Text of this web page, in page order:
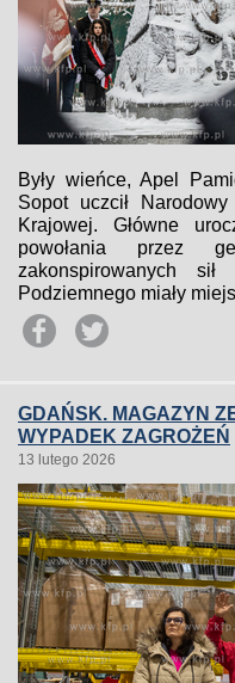
Były wieńce, Apel
Sopot uczcił
Krajowej. Główne
powołania przez
zakonspirowanych
Podziemnego miały
GDAŃSK. MAGAZYN
WYPADEK ZAGROŻEŃ
13 lutego 2026